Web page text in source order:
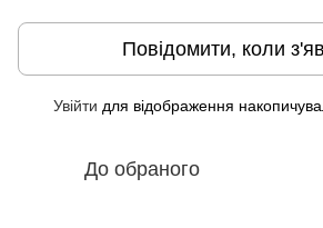
Повідомити, коли
Увійти для відображення
До обраного